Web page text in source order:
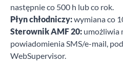
następnie co 500 h lub co rok.
Płyn chłodniczy:wymiana co
Sterownik AMF 20: umożliwia
powiadomienia SMS/e-mail,
WebSupervisor.